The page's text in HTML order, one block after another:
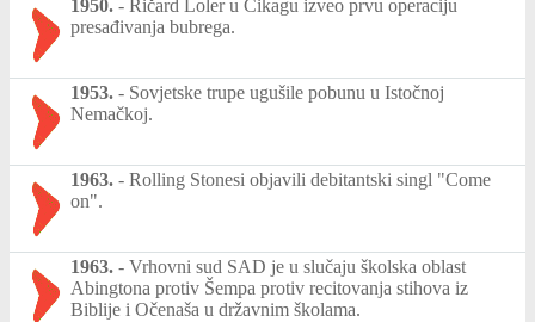
1950. - Ričard Loler u Čikagu izveo prvu operaciju
presađivanja bubrega.
1953. - Sovjetske trupe ugušile pobunu u Istočnoj
Nemačkoj.
1963. - Rolling Stonesi objavili debitantski singl "Come
on".
1963. - Vrhovni sud SAD je u slučaju školska oblast
Abingtona protiv Šempa protiv recitovanja stihova iz
Biblije i Očenaša u državnim školama.